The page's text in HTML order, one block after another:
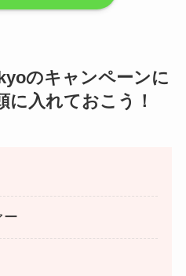
のキャンペーンに
に入れておこう！
ー